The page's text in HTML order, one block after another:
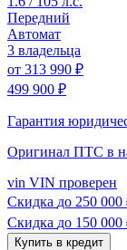
Передний
Автомат
3 владельца
от 313 990 ₽
499 900 ₽
Гарантия
Оригинал ПТС в
vin VIN проверен
Скидка до 250 000
Скидка до 150 000
Купить в кредит